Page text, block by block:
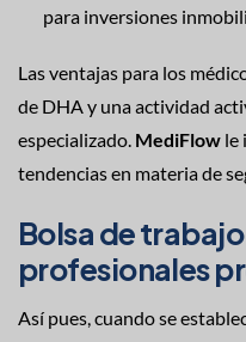
para inversiones
Las ventajas para los
de DHA y una actividad
especializado. MediFlow le
tendencias en materia de
Bolsa de
profesionales
Así pues, cuando se